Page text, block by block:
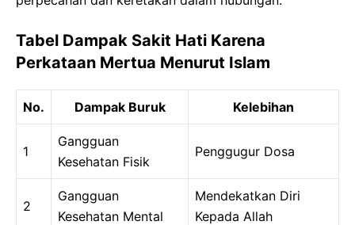
Tabel Dampak Sakit Hati Karena
Perkataan Mertua Menurut Islam
No. Dampak Buruk Kelebihan
1
Gangguan
Kesehatan Fisik
Penggugur Dosa
2
Gangguan
Kesehatan Mental
Mendekatkan Diri
Kepada Allah